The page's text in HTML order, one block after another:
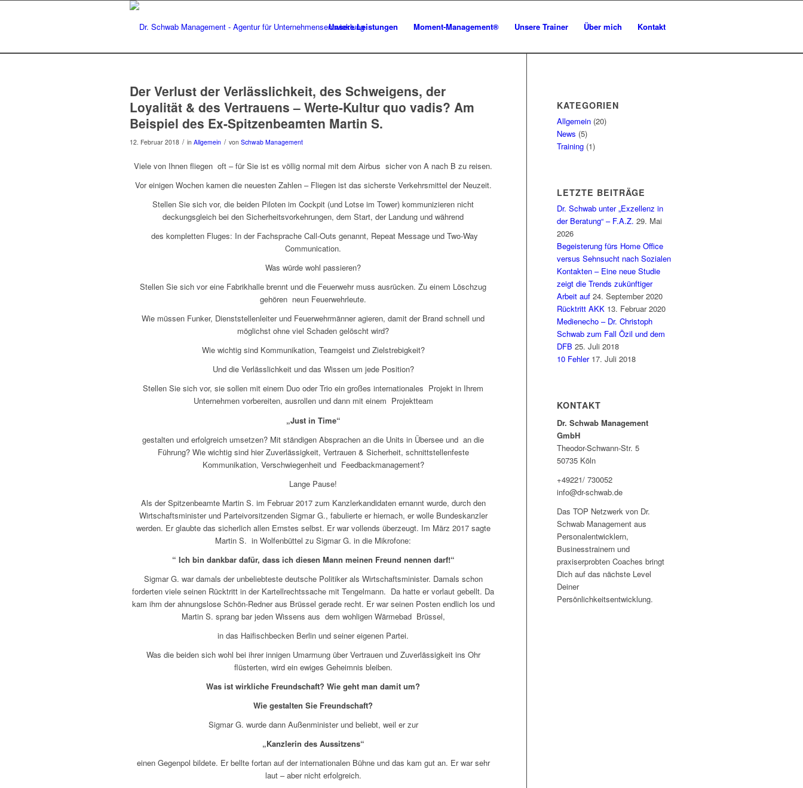
Unsere Leistungen Moment-Management® Unsere Trainer Über mich Kontakt
Der Verlust der Verlässlichkeit, des Schweigens, der
Loyalität & des Vertrauens – Werte-Kultur quo vadis? Am
Beispiel des Ex-Spitzenbeamten Martin S.
12. Februar 2018 / in Allgemein / von Schwab Management
Viele von Ihnen fliegen oft – für Sie ist es völlig normal mit dem Airbus sicher von A nach B zu reisen.
Vor einigen Wochen kamen die neuesten Zahlen – Fliegen ist das sicherste Verkehrsmittel der Neuzeit.
Stellen Sie sich vor, die beiden Piloten im Cockpit (und Lotse im Tower) kommunizieren nicht
deckungsgleich bei den Sicherheitsvorkehrungen, dem Start, der Landung und während
des kompletten Fluges: In der Fachsprache Call-Outs genannt, Repeat Message und Two-Way
Communication.
Was würde wohl passieren?
Stellen Sie sich vor eine Fabrikhalle brennt und die Feuerwehr muss ausrücken. Zu einem Löschzug
gehören neun Feuerwehrleute.
Wie müssen Funker, Dienststellenleiter und Feuerwehrmänner agieren, damit der Brand schnell und
möglichst ohne viel Schaden gelöscht wird?
Wie wichtig sind Kommunikation, Teamgeist und Zielstrebigkeit?
Und die Verlässlichkeit und das Wissen um jede Position?
Stellen Sie sich vor, sie sollen mit einem Duo oder Trio ein großes internationales Projekt in Ihrem
Unternehmen vorbereiten, ausrollen und dann mit einem Projektteam
„Just in Time“
gestalten und erfolgreich umsetzen? Mit ständigen Absprachen an die Units in Übersee und an die
Führung? Wie wichtig sind hier Zuverlässigkeit, Vertrauen & Sicherheit, schnittstellenfeste
Kommunikation, Verschwiegenheit und Feedbackmanagement?
Lange Pause!
Als der Spitzenbeamte Martin S. im Februar 2017 zum Kanzlerkandidaten ernannt wurde, durch den
Wirtschaftsminister und Parteivorsitzenden Sigmar G., fabulierte er hiernach, er wolle Bundeskanzler
werden. Er glaubte das sicherlich allen Ernstes selbst. Er war vollends überzeugt. Im März 2017 sagte
Martin S. in Wolfenbüttel zu Sigmar G. in die Mikrofone:
“ Ich bin dankbar dafür, dass ich diesen Mann meinen Freund nennen darf!“
Sigmar G. war damals der unbeliebteste deutsche Politiker als Wirtschaftsminister. Damals schon
forderten viele seinen Rücktritt in der Kartellrechtssache mit Tengelmann. Da hatte er vorlaut gebellt. Da
kam ihm der ahnungslose Schön-Redner aus Brüssel gerade recht. Er war seinen Posten endlich los und
Martin S. sprang bar jeden Wissens aus dem wohligen Wärmebad Brüssel,
in das Haifischbecken Berlin und seiner eigenen Partei.
Was die beiden sich wohl bei ihrer innigen Umarmung über Vertrauen und Zuverlässigkeit ins Ohr
flüsterten, wird ein ewiges Geheimnis bleiben.
Was ist wirkliche Freundschaft? Wie geht man damit um?
Wie gestalten Sie Freundschaft?
Sigmar G. wurde dann Außenminister und beliebt, weil er zur
„Kanzlerin des Aussitzens“
einen Gegenpol bildete. Er bellte fortan auf der internationalen Bühne und das kam gut an. Er war sehr
laut – aber nicht erfolgreich.
KATEGORIEN
Allgemein (20)
News (5)
Training (1)
LETZTE BEITRÄGE
Dr. Schwab unter „Exzellenz in
der Beratung“ – F.A.Z. 29. Mai
2026
Begeisterung fürs Home Office
versus Sehnsucht nach Sozialen
Kontakten – Eine neue Studie
zeigt die Trends zukünftiger
Arbeit auf 24. September 2020
Rücktritt AKK 13. Februar 2020
Medienecho – Dr. Christoph
Schwab zum Fall Özil und dem
DFB 25. Juli 2018
10 Fehler 17. Juli 2018
KONTAKT
Dr. Schwab Management
GmbH
Theodor-Schwann-Str. 5
50735 Köln
+49221/ 730052
info@dr-schwab.de
Das TOP Netzwerk von Dr.
Schwab Management aus
Personalentwicklern,
Businesstrainern und
praxiserprobten Coaches bringt
Dich auf das nächste Level
Deiner
Persönlichkeitsentwicklung.